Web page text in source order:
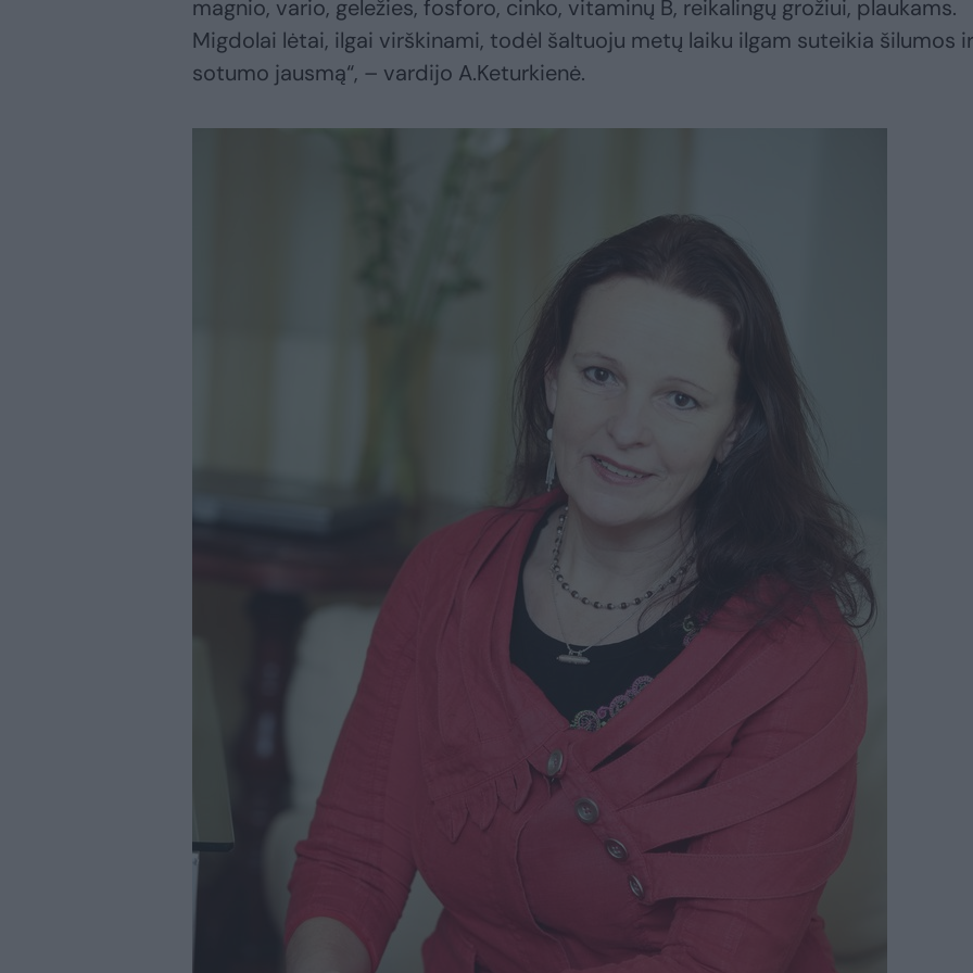
magnio, vario, geležies, fosforo, cinko, vitaminų B, reikalingų grožiui, plaukams.
Migdolai lėtai, ilgai virškinami, todėl šaltuoju metų laiku ilgam suteikia šilumos ir
sotumo jausmą“, – vardijo A.Keturkienė.